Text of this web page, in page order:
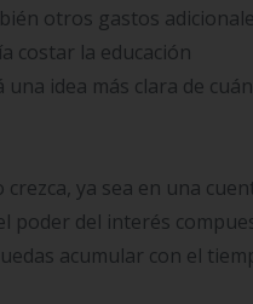
otros gastos
costar la educación
idea más clara de
ya sea en una
poder del interés
acumular con el